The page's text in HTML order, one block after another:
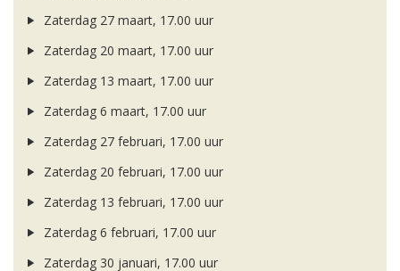
Zaterdag 27 maart, 17.00 uur
Zaterdag 20 maart, 17.00 uur
Zaterdag 13 maart, 17.00 uur
Zaterdag 6 maart, 17.00 uur
Zaterdag 27 februari, 17.00 uur
Zaterdag 20 februari, 17.00 uur
Zaterdag 13 februari, 17.00 uur
Zaterdag 6 februari, 17.00 uur
Zaterdag 30 januari, 17.00 uur